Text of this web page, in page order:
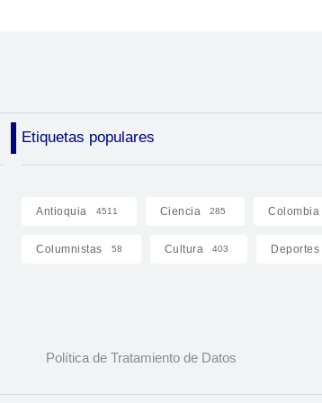
Etiquetas populares
Antioquia 4511 Ciencia 285 Colombia
Columnistas 58 Cultura 403 Deportes
Política de Tratamiento de Datos